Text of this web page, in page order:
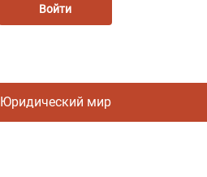
Войти
Юридический мир